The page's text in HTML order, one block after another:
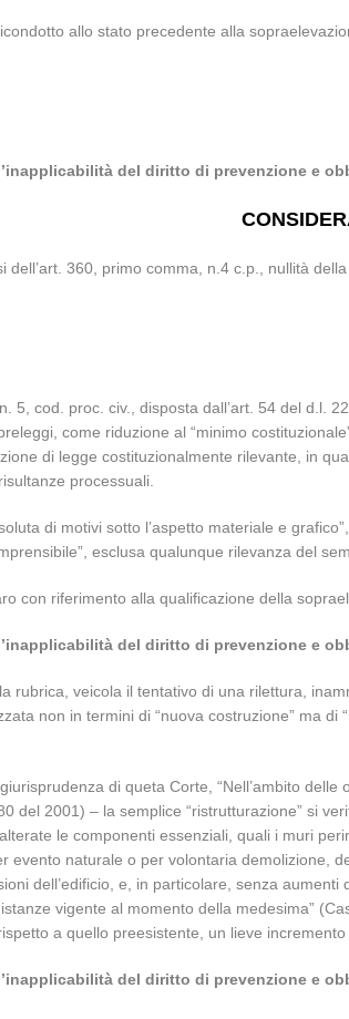
allo stato precedente alla
del diritto di prevenzione e
360, primo comma, n.4 c.p., nullità
5, cod. proc. civ., disposta dall’art. 54 del
come riduzione al “minimo
di legge costituzionalmente rilevante, in
processuali.
di motivi sotto l’aspetto materiale e
esclusa qualunque rilevanza del
con riferimento alla qualificazione della
del diritto di prevenzione e
rubrica, veicola il tentativo di una rilettura,
non in termini di “nuova costruzione” ma
di queta Corte, “Nell’ambito
del 2001) – la semplice “ristrutturazione” si
le componenti essenziali, quali i muri
evento naturale o per volontaria demolizione,
dell’edificio, e, in particolare, senza
vigente al momento della medesima”
a quello preesistente, un lieve
del diritto di prevenzione e